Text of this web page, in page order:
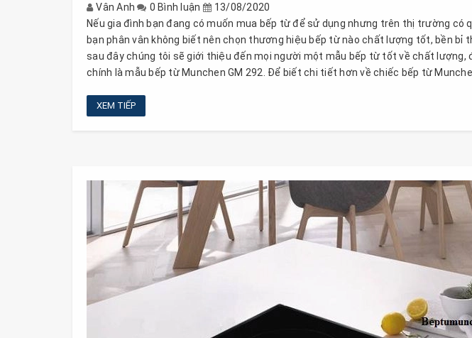
Vân Anh 0 Bình luận
13/08/2020
Nếu gia đình bạn đang có muốn mua bếp từ để sử dụng nhưng trên thị trường có
bạn phân vân không biết nên chọn thương hiệu bếp từ nào chất lượng tốt, bền bỉ
sau đây chúng tôi sẽ giới thiệu đến mọi người một mẫu bếp từ tốt về chất lượng,
chính là mẫu bếp từ Munchen GM 292. Để biết chi tiết hơn về chiếc bếp từ Munchen
XEM TIẾP